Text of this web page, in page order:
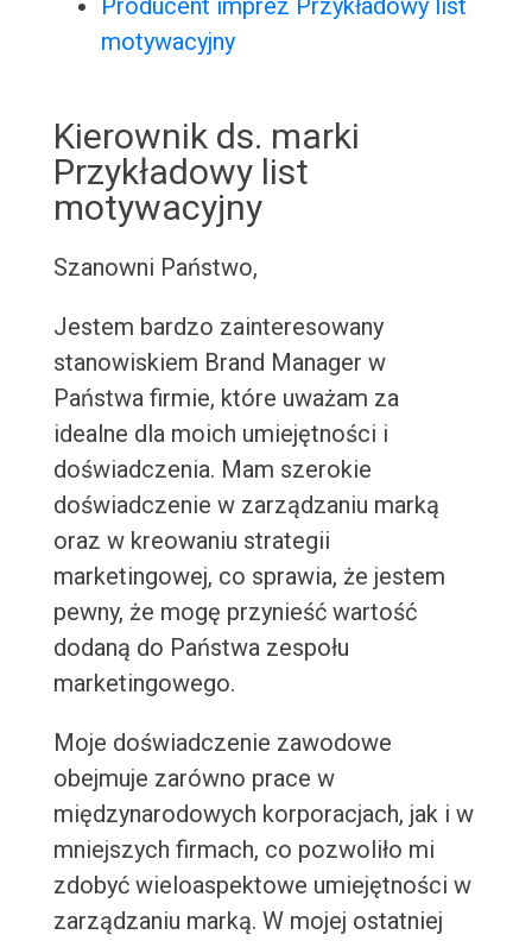
Producent imprez Przykładowy list
motywacyjny
Kierownik ds. marki
Przykładowy list
motywacyjny
Szanowni Państwo,
Jestem bardzo zainteresowany
stanowiskiem Brand Manager w
Państwa firmie, które uważam za
idealne dla moich umiejętności i
doświadczenia. Mam szerokie
doświadczenie w zarządzaniu marką
oraz w kreowaniu strategii
marketingowej, co sprawia, że jestem
pewny, że mogę przynieść wartość
dodaną do Państwa zespołu
marketingowego.
Moje doświadczenie zawodowe
obejmuje zarówno prace w
międzynarodowych korporacjach, jak i w
mniejszych firmach, co pozwoliło mi
zdobyć wieloaspektowe umiejętności w
zarządzaniu marką. W mojej ostatniej